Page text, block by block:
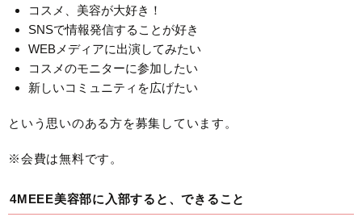
コスメ、美容が大好き！
SNSで情報発信することが好き
WEBメディアに出演してみたい
コスメのモニターに参加したい
新しいコミュニティを広げたい
という思いのある方を募集しています。
※会費は無料です。
4MEEE美容部に入部すると、できること